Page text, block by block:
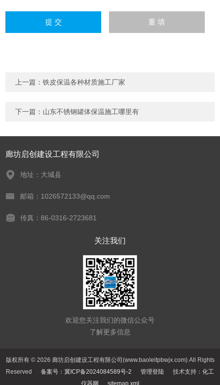
上一篇：铁皮保温各种材质施工厂家
下一篇： 山东不锈钢罐体保温施工哪里有
廊坊启创建设工程有限公司
地址：大城县
邮箱：1026572133@qq.com
传真：86-0316-2723681
关注我们
欢迎您关注我们的微信公众号
了解更多信息
版权所有 © 2026 廊坊启创建设工程有限公司(www.baoleitpbwjx.com) All Rights
Reserved 备案号：冀ICP备2024084589号-2 管理登陆 技术支持： 化工
仪器网
sitemap.xml